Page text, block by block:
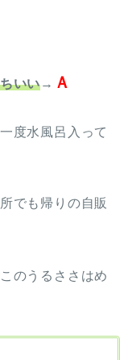
いい→ Ａ
度水風呂入って
でも帰りの自販
のうるささはめ